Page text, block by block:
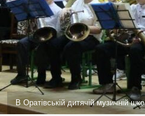
В Оратівській дитячій музичній